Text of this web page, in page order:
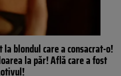
blondul care a consacrat-o!
la păr! Află care a fost